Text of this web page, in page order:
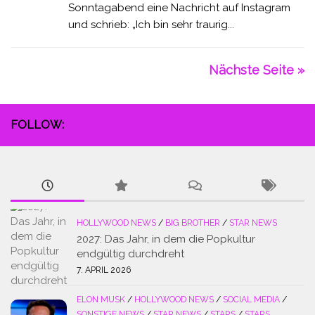
Sonntagabend eine Nachricht auf Instagram
und schrieb: „Ich bin sehr traurig...
Nächste Seite »
FOLLOW:
HOLLYWOOD NEWS / BIG BROTHER / STAR NEWS
2027: Das Jahr, in dem die Popkultur
endgültig durchdreht
7. APRIL 2026
ELON MUSK / HOLLYWOOD NEWS / SOCIAL MEDIA /